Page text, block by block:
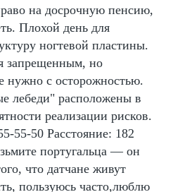
на досрочную пенсию,
Плохой день для
ногтевой пластины.
запрещенным, но
нужно с осторожностью.
лебеди" расположены в
реализации рисков.
55-50 Расстояние: 182
португальца — он
что датчане живут
пользуюсь часто,люблю